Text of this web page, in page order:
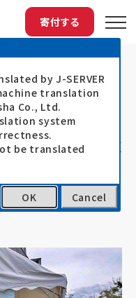
寄付する
HuMA）
で医療支援を実施
（台風15号・19号）
by J-SERVER
translation
Co., Ltd.
system
be translated
OK Cancel